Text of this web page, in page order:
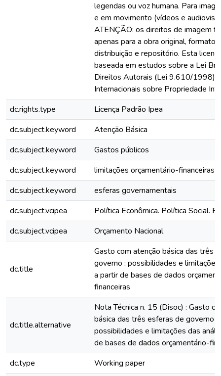
legendas ou voz humana. Para
e em movimento (vídeos e
ATENÇÃO: os direitos de imagem
apenas para a obra original, formato
distribuição e repositório. Esta
baseada em estudos sobre a Lei
Direitos Autorais (Lei 9.610/1998)
Internacionais sobre Propriedade
dc.rights.type
Licença Padrão Ipea
dc.subject.keyword
Atenção Básica
dc.subject.keyword
Gastos públicos
dc.subject.keyword
limitações orçamentário-financeiras
dc.subject.keyword
esferas governamentais
dc.subject.vcipea
Política Econômica. Política Social.
dc.subject.vcipea
Orçamento Nacional
dc.title
Gasto com atenção básica das três
governo : possibilidades e
a partir de bases de dados
financeiras
dc.title.alternative
Nota Técnica n. 15 (Disoc) : Gasto
básica das três esferas de governo :
possibilidades e limitações das
de bases de dados orçamentário-
dc.type
Working paper